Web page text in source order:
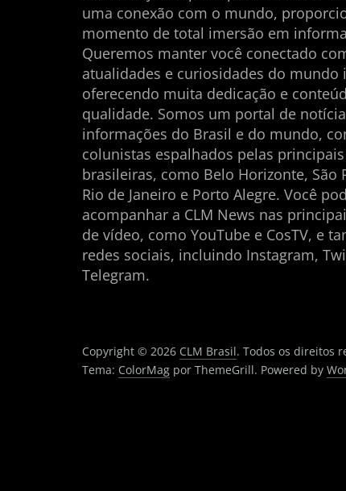
uma conexão com o mundo,
momento de total imersão em
Queremos manter você conectado
atualidades e curiosidades do mundo
oferecendo muita dedicação e
qualidade. Somos um portal de
informações do Brasil e do mundo,
colunistas espalhados pelas
brasileiras, como Belo Horizonte, São
Rio de Janeiro e Porto Alegre. Você
acompanhar a CLM News nas
de vídeo, como YouTube e CosTV, e
redes sociais, incluindo Instagram,
Telegram.
Copyright © 2026 CLM Brasil. Todos os direitos
Tema: ColorMag por ThemeGrill. Powered by